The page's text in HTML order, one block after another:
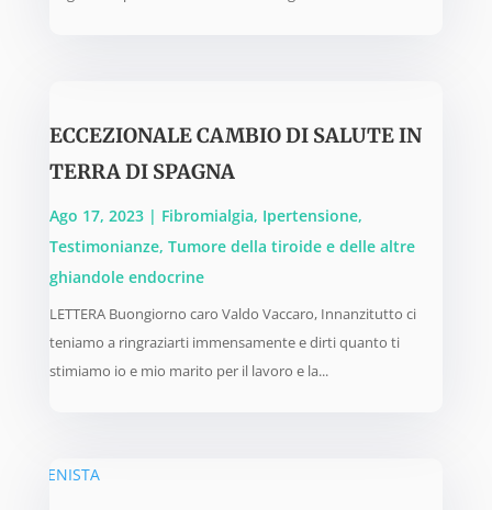
ECCEZIONALE CAMBIO DI SALUTE IN
TERRA DI SPAGNA
Ago 17, 2023| Fibromialgia, Ipertensione,
Testimonianze, Tumore della tiroide e delle altre
ghiandole endocrine
LETTERA Buongiorno caro Valdo Vaccaro, Innanzitutto ci
teniamo a ringraziarti immensamente e dirti quanto ti
stimiamo io e mio marito per il lavoro e la...